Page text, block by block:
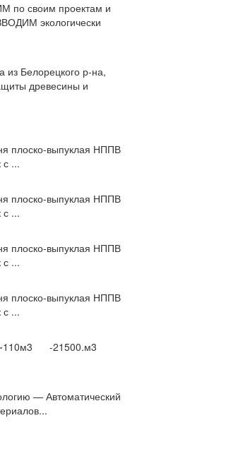
по своим проектам и
экологически
из Белорецкого р-на,
древесины и
плоско-выпуклая НППВ
...
плоско-выпуклая НППВ
...
плоско-выпуклая НППВ
...
плоско-выпуклая НППВ
...
~110м3 -21500.м3
— Автоматический